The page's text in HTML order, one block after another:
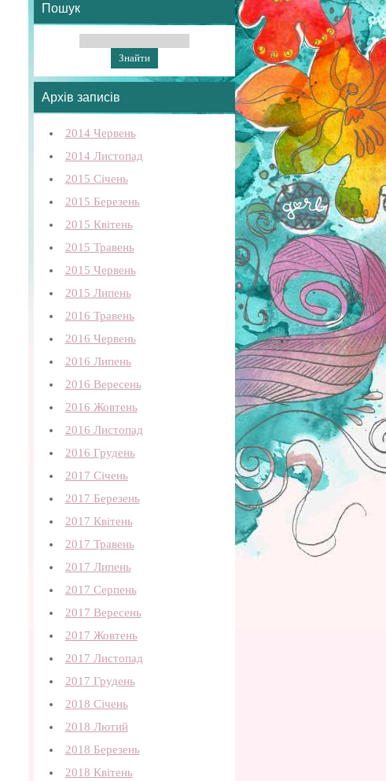
Пошук
Архів записів
2014 Червень
2014 Листопад
2015 Січень
2015 Березень
2015 Квітень
2015 Травень
2015 Червень
2015 Липень
2016 Травень
2016 Червень
2016 Липень
2016 Вересень
2016 Жовтень
2016 Листопад
2016 Грудень
2017 Січень
2017 Березень
2017 Квітень
2017 Травень
2017 Липень
2017 Серпень
2017 Вересень
2017 Жовтень
2017 Листопад
2017 Грудень
2018 Січень
2018 Лютий
2018 Березень
2018 Квітень